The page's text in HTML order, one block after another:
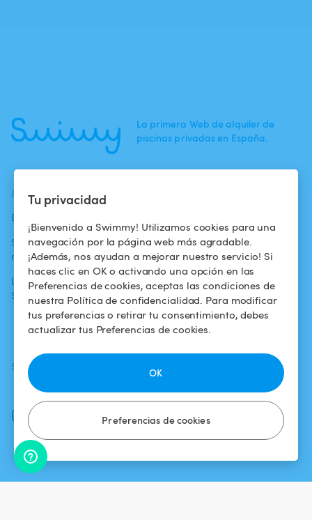
Tu privacidad
¡Bienvenido a Swimmy! Utilizamos cookies para una
navegación por la página web más agradable.
¡Además, nos ayudan a mejorar nuestro servicio! Si
haces clic en OK o activando una opción en las
Preferencias de cookies, aceptas las condiciones de
nuestra Política de confidencialidad. Para modificar
tus preferencias o retirar tu consentimiento, debes
actualizar tus Preferencias de cookies.
Preferencias de cookies
OK
La primera Web de alquiler de
piscinas privadas en España.
ACTUALIDADES
Blog
Swimmy en los
medios
La aventura
Swimmy
Para los
propietarios
Alquilar mi
piscina
¿Cómo funciona?
Condiciones de
uso
Política de
confidencialidad
Aviso legal
SÍGUENOS
Facebook
Instagram